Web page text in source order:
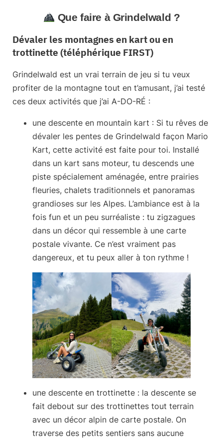
Que faire à Grindelwald ?
Dévaler les montagnes en kart ou en
trottinette (téléphérique FIRST)
Grindelwald est un vrai terrain de jeu si tu veux
profiter de la montagne tout en t’amusant, j’ai testé
ces deux activités que j’ai A-DO-RÉ :
une descente en mountain kart : Si tu rêves de
dévaler les pentes de Grindelwald façon Mario
Kart, cette activité est faite pour toi. Installé
dans un kart sans moteur, tu descends une
piste spécialement aménagée, entre prairies
fleuries, chalets traditionnels et panoramas
grandioses sur les Alpes. L’ambiance est à la
fois fun et un peu surréaliste : tu zigzagues
dans un décor qui ressemble à une carte
postale vivante. Ce n’est vraiment pas
dangereux, et tu peux aller à ton rythme !
une descente en trottinette : la descente se
fait debout sur des trottinettes tout terrain
avec un décor alpin de carte postale. On
traverse des petits sentiers sans aucune